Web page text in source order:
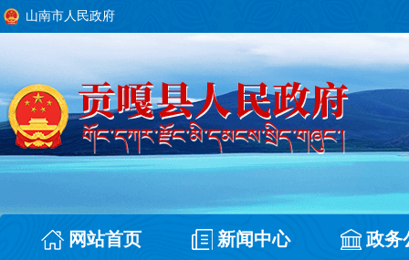
山南市人民政府
网站首页 新闻中心 政务